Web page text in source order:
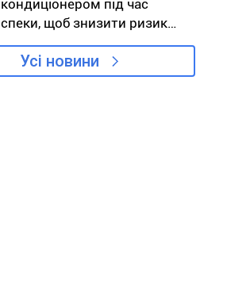
кондиціонером під час
спеки, щоб знизити ризик
вимушених відключень
світла
Усі новини